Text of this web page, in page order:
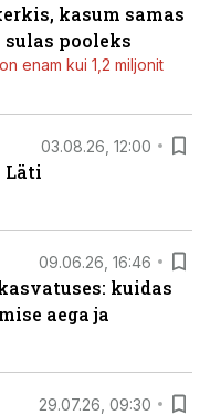
kasum samas
pooleks
enam kui 1,2 miljonit
03.08.26, 12:00
Läti
09.06.26, 16:46
kuidas
aega ja
29.07.26, 09:30